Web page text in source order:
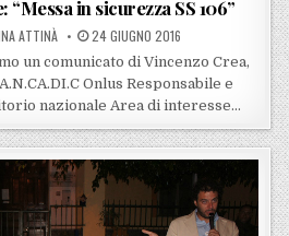
“Messa in sicurezza SS 106”
ATTINÀ POSTED ON
24 GIUGNO 2016
un comunicato di Vincenzo Crea,
Onlus Responsabile e
nazionale Area di interesse…